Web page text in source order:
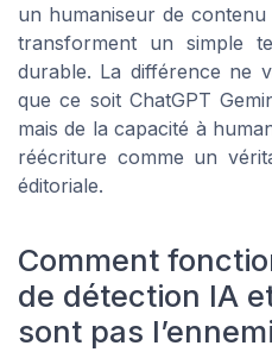
un humaniseur de
transforment un simple
durable. La différence ne
que ce soit ChatGPT
mais de la capacité à
réécriture comme un
éditoriale.
Comment
de détection IA
sont pas l’ennemi